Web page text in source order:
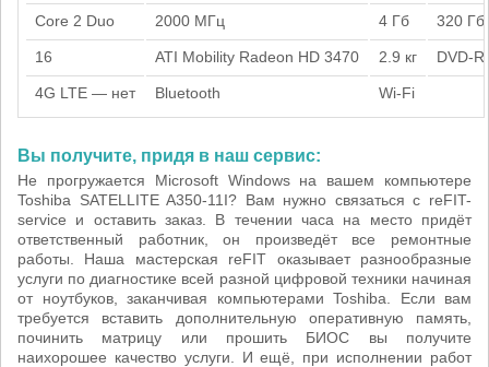
Core 2 Duo 2000 МГц 4 Гб 320 Гб
16 ATI Mobility Radeon HD 3470 2.9 кг DVD-
4G LTE — нет Bluetooth Wi-Fi
Вы получите, придя в наш сервис:
Не прогружается Microsoft Windows на вашем компьютере
Toshiba SATELLITE A350-11I? Вам нужно связаться с reFIT-
service и оставить заказ. В течении часа на место придёт
ответственный работник, он произведёт все ремонтные
работы. Наша мастерская reFIT оказывает разнообразные
услуги по диагностике всей разной цифровой техники начиная
от ноутбуков, заканчивая компьютерами Toshiba. Если вам
требуется вставить дополнительную оперативную память,
починить матрицу или прошить БИОС вы получите
наихорошее качество услуги. И ещё, при исполнении работ